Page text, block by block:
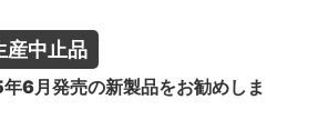
中止品
6月発売の新製品をお勧めしま